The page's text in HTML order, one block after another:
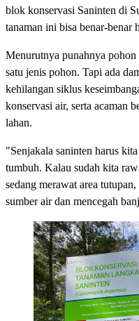
blok konservasi Saninten di
tanaman ini bisa benar-benar
Menurutnya punahnya pohon
satu jenis pohon. Tapi ada
kehilangan siklus
konservasi air, serta acaman
lahan.
"Senjakala saninten harus
tumbuh. Kalau sudah kita
sedang merawat area
sumber air dan mencegah